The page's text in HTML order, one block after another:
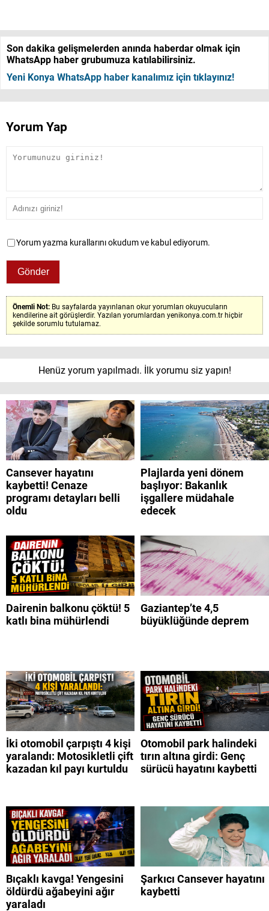
Son dakika gelişmelerden anında haberdar olmak için
WhatsApp haber grubumuza katılabilirsiniz.
Yeni Konya WhatsApp haber kanalımız için tıklayınız!
Yorum Yap
Yorum yazma kurallarını okudum ve kabul ediyorum.
Önemli Not: Bu sayfalarda yayınlanan okur yorumları okuyucuların
kendilerine ait görüşlerdir. Yazılan yorumlardan yenikonya.com.tr hiçbir
şekilde sorumlu tutulamaz.
Henüz yorum yapılmadı. İlk yorumu siz yapın!
Cansever hayatını
kaybetti! Cenaze
programı detayları belli
oldu
Plajlarda yeni dönem
başlıyor: Bakanlık
işgallere müdahale
edecek
Dairenin balkonu çöktü! 5
katlı bina mühürlendi
Gaziantep’te 4,5
büyüklüğünde deprem
İki otomobil çarpıştı 4 kişi
yaralandı: Motosikletli çift
kazadan kıl payı kurtuldu
Otomobil park halindeki
tırın altına girdi: Genç
sürücü hayatını kaybetti
Bıçaklı kavga! Yengesini
öldürdü ağabeyini ağır
yaraladı
Şarkıcı Cansever hayatını
kaybetti